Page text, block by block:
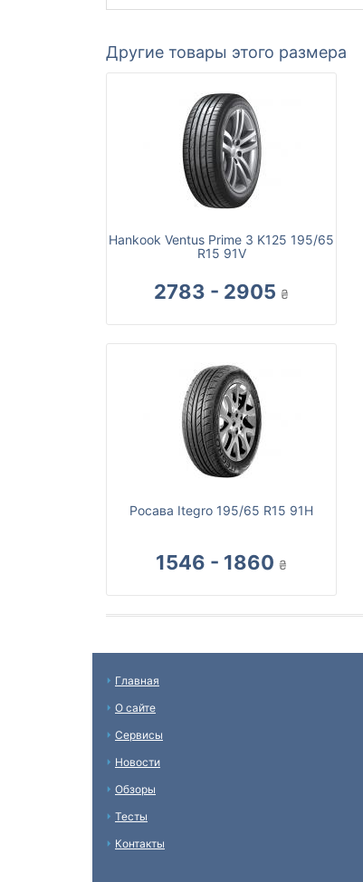
Другие товары этого размера
Hankook Ventus Prime 3 K125 195/65
R15 91V
2783 - 2905 ₴
Росава Itegro 195/65 R15 91H
1546 - 1860 ₴
Главная
О сайте
Сервисы
Новости
Обзоры
Тесты
Контакты